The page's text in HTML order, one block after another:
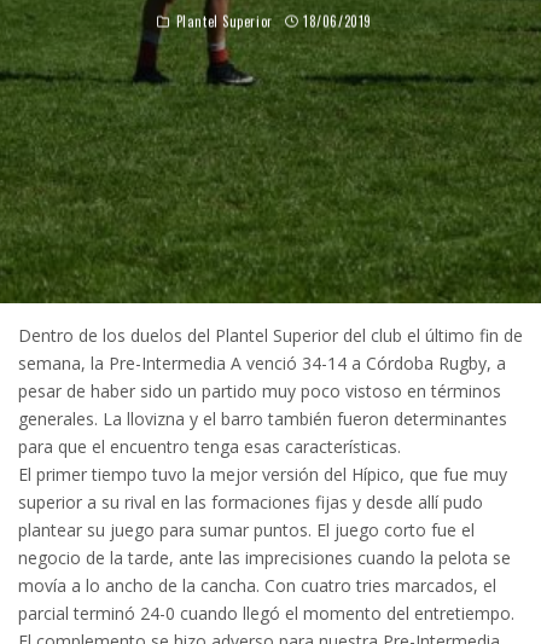
Plantel Superior 18/06/2019
Dentro de los duelos del Plantel Superior del club el último fin de
semana, la Pre-Intermedia A venció 34-14 a Córdoba Rugby, a
pesar de haber sido un partido muy poco vistoso en términos
generales. La llovizna y el barro también fueron determinantes
para que el encuentro tenga esas características.
El primer tiempo tuvo la mejor versión del Hípico, que fue muy
superior a su rival en las formaciones fijas y desde allí pudo
plantear su juego para sumar puntos. El juego corto fue el
negocio de la tarde, ante las imprecisiones cuando la pelota se
movía a lo ancho de la cancha. Con cuatro tries marcados, el
parcial terminó 24-0 cuando llegó el momento del entretiempo.